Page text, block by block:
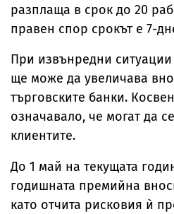
разплаща в срок до 20
правен спор срокът е 7-
При извънредни
ще може да увеличава
търговските банки.
означавало, че могат да
клиентите.
До 1 май на текущата
годишната премийна
като отчита рисковия ѝ